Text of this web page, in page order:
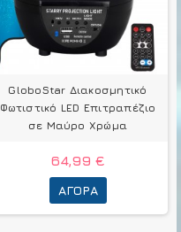
GloboStar Διακοσμητικό
Φωτιστικό LED Επιτραπέζιο
σε Μαύρο Χρώμα
64,99 €
ΑΓΟΡΆ